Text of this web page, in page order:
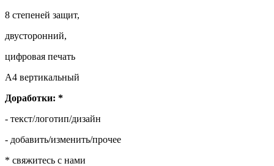
8 степеней защит,
двусторонний,
цифровая печать
А4 вертикальный
Доработки: *
- текст/логотип/дизайн
- добавить/изменить/прочее
* свяжитесь с нами